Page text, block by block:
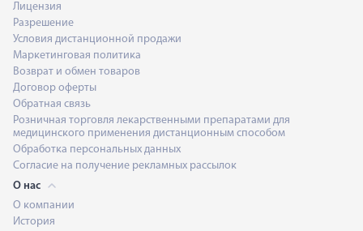
Анна Каршиева
Борис Копылов
Константин Антонов
Лицензия
Разрешение
Условия дистанционной продажи
Маркетинговая политика
Возврат и обмен товаров
Договор оферты
Обратная связь
Розничная торговля лекарственными препаратами для
медицинского применения дистанционным способом
Обработка персональных данных
Согласие на получение рекламных рассылок
О нас
О компании
История